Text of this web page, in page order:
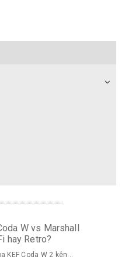
W vs Marshall
hay Retro?
KEF Coda W 2 kên...